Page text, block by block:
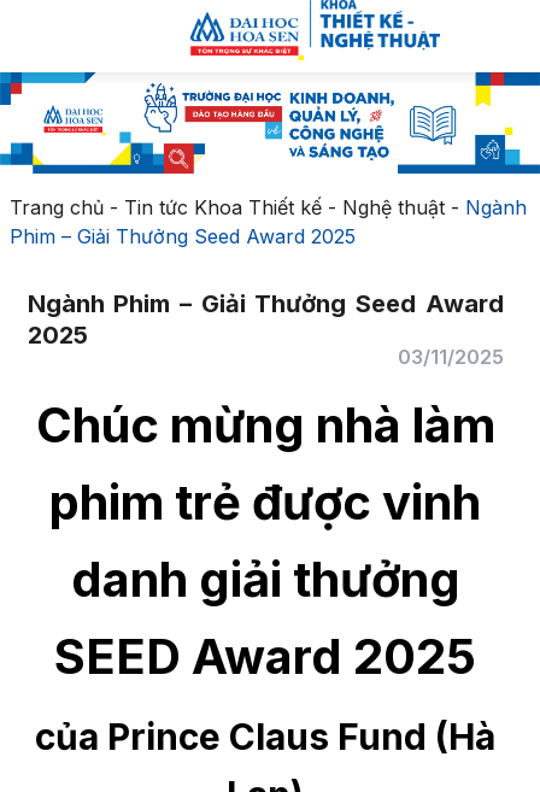
Trang chủ- Tin tức Khoa Thiết kế - Nghệ thuật- Ngành
Phim – Giải Thưởng Seed Award 2025
Ngành Phim – Giải Thưởng Seed Award
2025
03/11/2025
Chúc mừng nhà làm
phim trẻ được vinh
danh giải thưởng
SEED Award 2025
của Prince Claus Fund (Hà